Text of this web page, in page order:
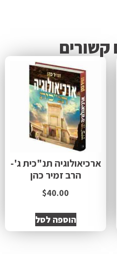
קשורים
ארכיאולוגיה תנ"כית ג'-
הרב זמיר כהן
$40.00
הוספה לסל